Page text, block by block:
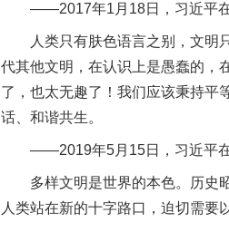
——2017年1月18日，习近平在
人类只有肤色语言之别，文明只
代其他文明，在认识上是愚蠢的，
了，也太无趣了！我们应该秉持平
话、和谐共生。
——2019年5月15日，习近平在
多样文明是世界的本色。历史昭
人类站在新的十字路口，迫切需要